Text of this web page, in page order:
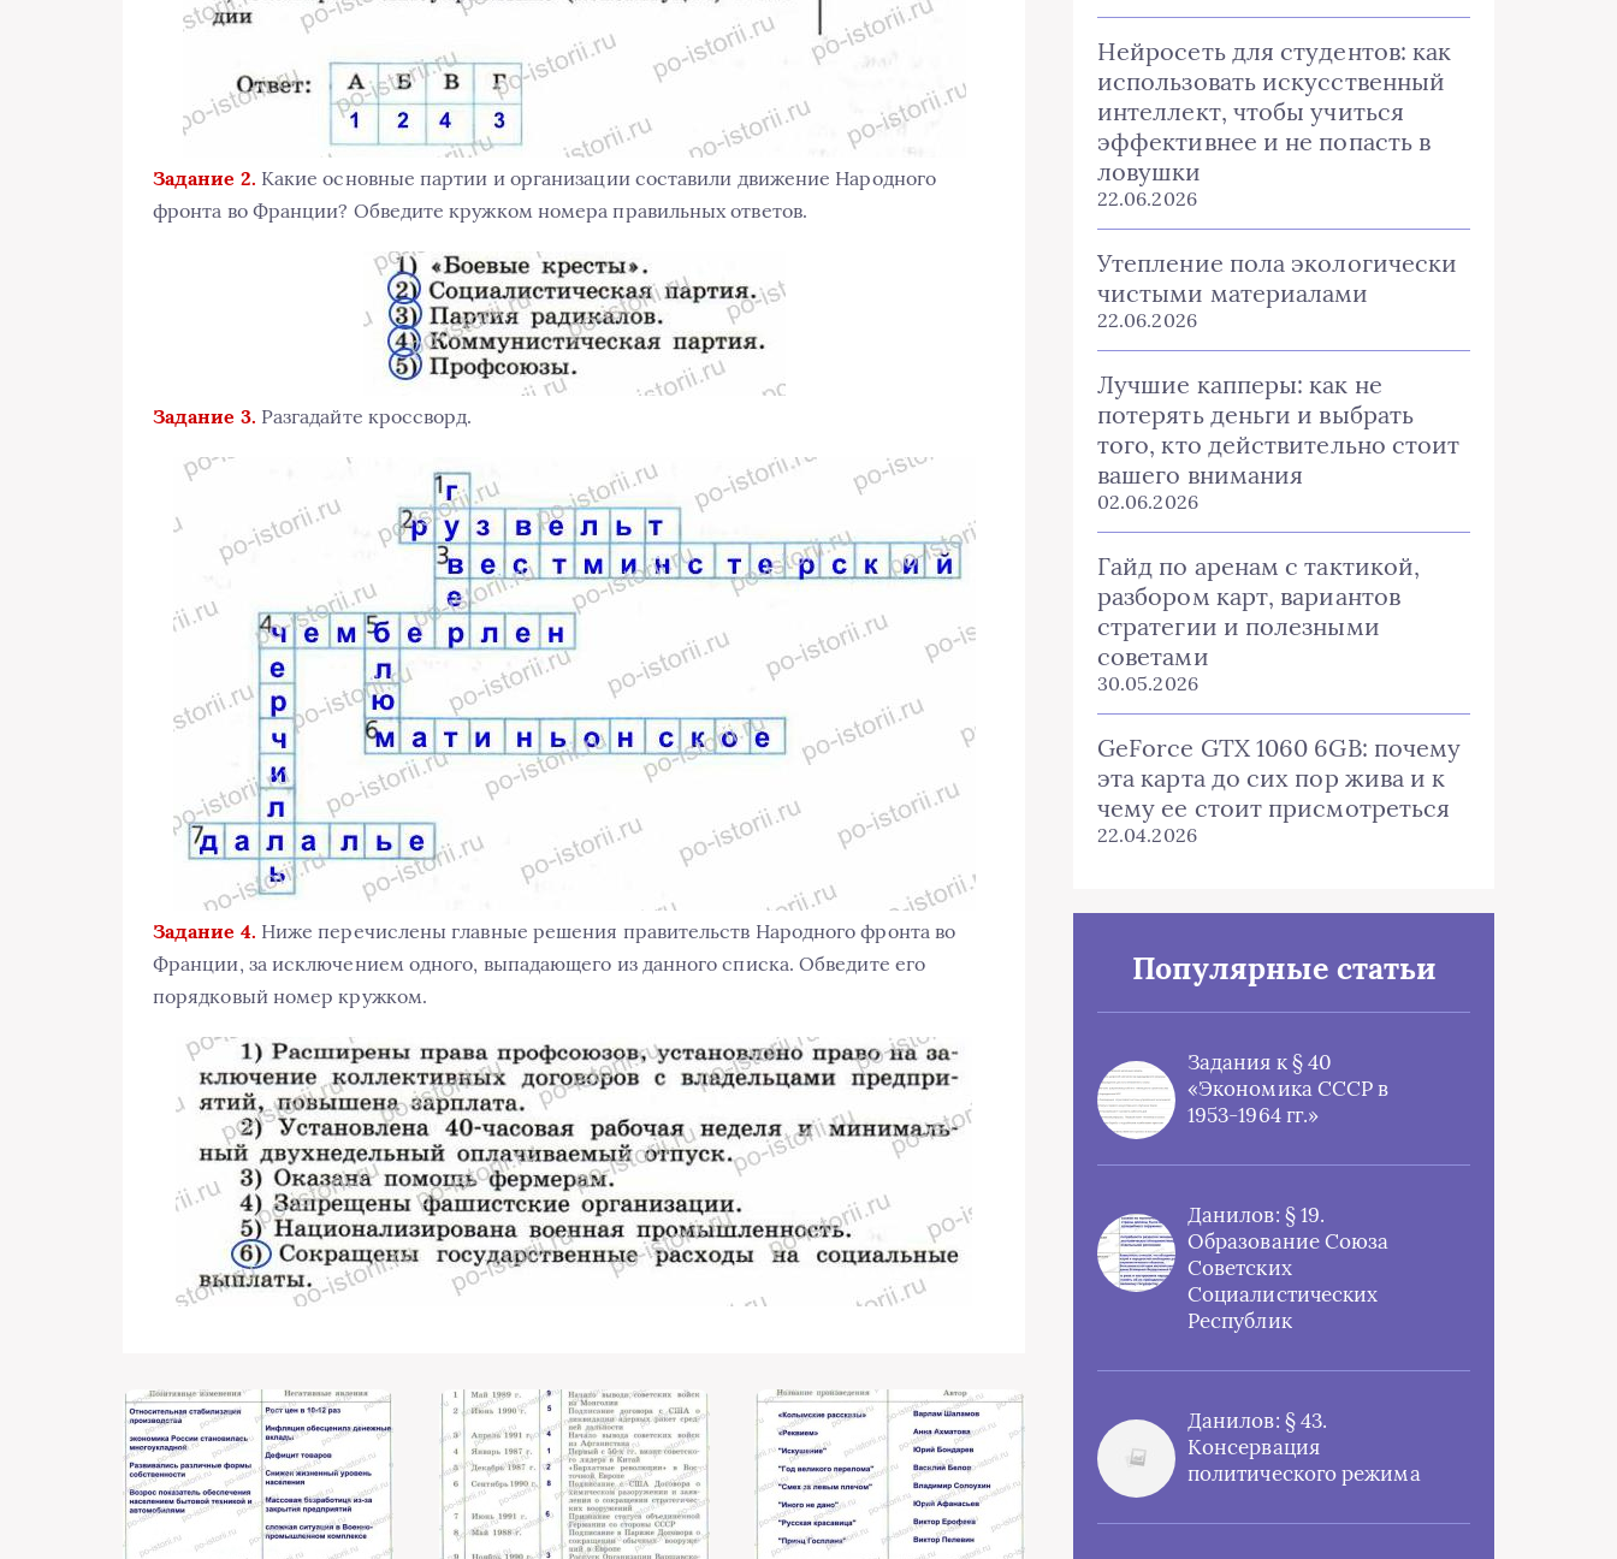
Задание 2. Какие основные партии и организации составили движение Народного
фронта во Франции? Обведите кружком номера правильных ответов.
Задание 3. Разгадайте кроссворд.
Задание 4. Ниже перечислены главные решения правительств Народного фронта во
Франции, за исключением одного, выпадающего из данного списка. Обведите его
порядковый номер кружком.
Нейросеть для студентов: как
использовать искусственный
интеллект, чтобы учиться
эффективнее и не попасть в
ловушки
22.06.2026
Утепление пола экологически
чистыми материалами
22.06.2026
Лучшие капперы: как не
потерять деньги и выбрать
того, кто действительно стоит
вашего внимания
02.06.2026
Гайд по аренам с тактикой,
разбором карт, вариантов
стратегии и полезными
советами
30.05.2026
GeForce GTX 1060 6GB: почему
эта карта до сих пор жива и к
чему ее стоит присмотреться
22.04.2026
Популярные статьи
Задания к § 40
«Экономика СССР в
1953-1964 гг.»
Данилов: § 19.
Образование Союза
Советских
Социалистических
Республик
Данилов: § 43.
Консервация
политического режима